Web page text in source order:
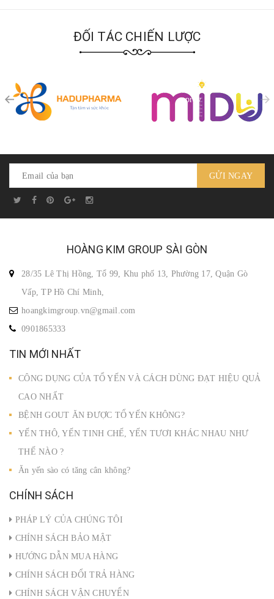
ĐỐI TÁC CHIẾN LƯỢC
prev
GỬI NGAY
HOÀNG KIM GROUP SÀI GÒN
28/35 Lê Thị Hồng, Tổ 99, Khu phố 13, Phường 17, Quận Gò
Vấp, TP Hồ Chí Minh,
hoangkimgroup.vn@gmail.com
0901865333
TIN MỚI NHẤT
CÔNG DỤNG CỦA TỔ YẾN VÀ CÁCH DÙNG ĐẠT HIỆU QUẢ
CAO NHẤT
BỆNH GOUT ĂN ĐƯỢC TỔ YẾN KHÔNG?
YẾN THÔ, YẾN TINH CHẾ, YẾN TƯƠI KHÁC NHAU NHƯ
THẾ NÀO ?
Ăn yến sào có tăng cân không?
CHÍNH SÁCH
PHÁP LÝ CỦA CHÚNG TÔI
CHÍNH SÁCH BẢO MẬT
HƯỚNG DẪN MUA HÀNG
CHÍNH SÁCH ĐỔI TRẢ HÀNG
CHÍNH SÁCH VẬN CHUYỂN